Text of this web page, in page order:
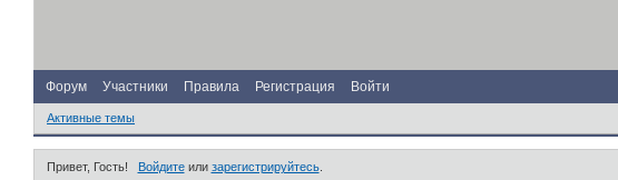
Форум Участники Правила Регистрация Войти
Активные темы
Привет, Гость! Войдитеили зарегистрируйтесь.